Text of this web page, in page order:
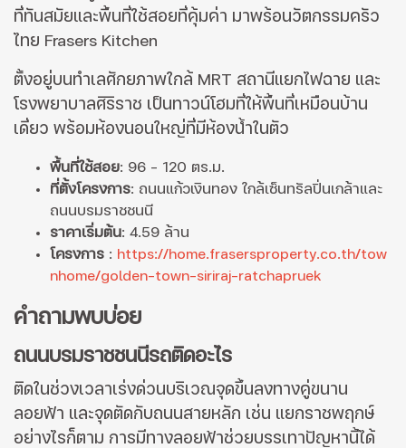
ที่ทันสมัยและพื้นที่ใช้สอยที่คุ้มค่า มาพร้อนวัตกรรมครัว
ไทย Frasers Kitchen
ตั้งอยู่บนทำเลศักยภาพใกล้ MRT สถานีแยกไฟฉาย และ
โรงพยาบาลศิริราช เป็นทาวน์โฮมที่ให้พื้นที่เหมือนบ้าน
เดี่ยว พร้อมห้องนอนใหญ่ที่มีห้องน้ำในตัว
พื้นที่ใช้สอย: 96 - 120 ตร.ม.
ที่ตั้งโครงการ: ถนนแก้วเงินทอง ใกล้เซ็นทรัลปิ่นเกล้าและ
ถนนบรมราชชนนี
ราคาเริ่มต้น: 4.59 ล้าน
โครงการ : https://home.frasersproperty.co.th/tow
nhome/golden-town-siriraj-ratchapruek
คำถามพบบ่อย
ถนนบรมราชชนนีรถติดอะไร
ติดในช่วงเวลาเร่งด่วนบริเวณจุดขึ้นลงทางคู่ขนาน
ลอยฟ้า และจุดตัดกับถนนสายหลัก เช่น แยกราชพฤกษ์
อย่างไรก็ตาม การมีทางลอยฟ้าช่วยบรรเทาปัญหานี้ได้